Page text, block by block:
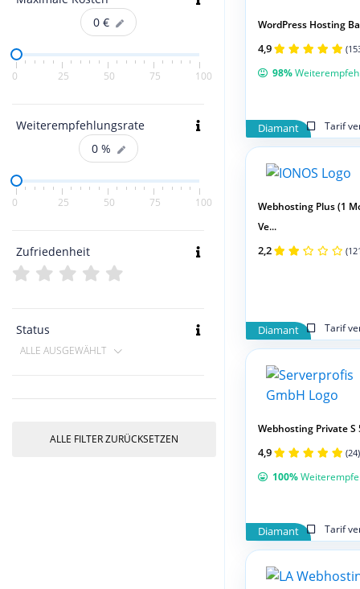
0 €
0 25 50 75 100
Weiterempfehlungsrate
0 %
0 25 50 75 100
Zufriedenheit
Status
ALLE AUSGEWÄHLT
ALLE FILTER ZURÜCKSETZEN
Diamant Tarif
WordPress Hosting
4,9
98%
Diamant Tarif
Webhosting Plus (1
Ve...
2,2
Diamant Tarif
Webhosting Private S
4,9 (24)
100%